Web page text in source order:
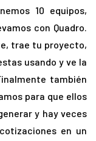
10 equipos,
con Quadro.
trae tu proyecto,
usando y ve la
también
para que ellos
y hay veces
en un